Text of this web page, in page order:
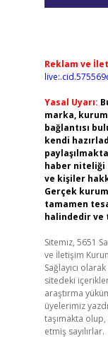
Reklam ve
Yasal Uyarı:
marka,
bağlantısı
kendi
haber niteliği
ve kişiler
Gerçek
tamamen
halindedir ve
Sitemiz, 5651
ve İletişim
Sağlayıcı
sitedeki
araştırma
üyelerimiz
taşımakta
etmiş sayılırlar.